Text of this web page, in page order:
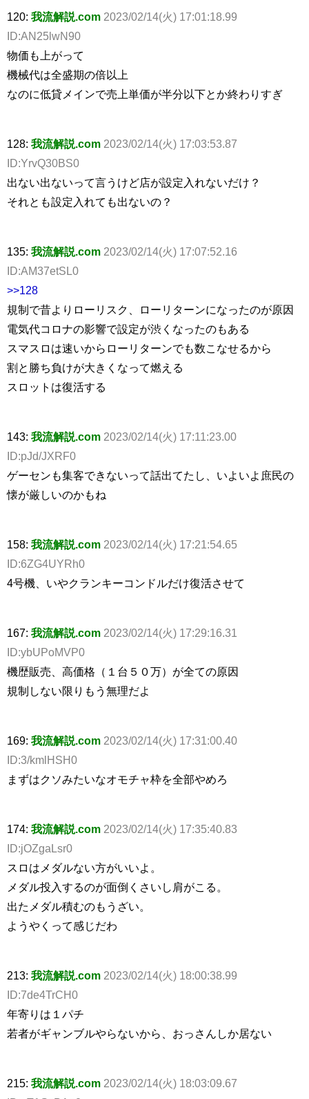
120: 我流解説.com 2023/02/14(火) 17:01:18.99
ID:AN25lwN90
物価も上がって
機械代は全盛期の倍以上
なのに低貸メインで売上単価が半分以下とか終わりすぎ
128: 我流解説.com 2023/02/14(火) 17:03:53.87
ID:YrvQ30BS0
出ない出ないって言うけど店が設定入れないだけ？
それとも設定入れても出ないの？
135: 我流解説.com 2023/02/14(火) 17:07:52.16
ID:AM37etSL0
>>128
規制で昔よりローリスク、ローリターンになったのが原因
電気代コロナの影響で設定が渋くなったのもある
スマスロは速いからローリターンでも数こなせるから
割と勝ち負けが大きくなって燃える
スロットは復活する
143: 我流解説.com 2023/02/14(火) 17:11:23.00
ID:pJd/JXRF0
ゲーセンも集客できないって話出てたし、いよいよ庶民の
懐が厳しいのかもね
158: 我流解説.com 2023/02/14(火) 17:21:54.65
ID:6ZG4UYRh0
4号機、いやクランキーコンドルだけ復活させて
167: 我流解説.com 2023/02/14(火) 17:29:16.31
ID:ybUPoMVP0
機歴販売、高価格（１台５０万）が全ての原因
規制しない限りもう無理だよ
169: 我流解説.com 2023/02/14(火) 17:31:00.40
ID:3/kmlHSH0
まずはクソみたいなオモチャ枠を全部やめろ
174: 我流解説.com 2023/02/14(火) 17:35:40.83
ID:jOZgaLsr0
スロはメダルない方がいいよ。
メダル投入するのが面倒くさいし肩がこる。
出たメダル積むのもうざい。
ようやくって感じだわ
213: 我流解説.com 2023/02/14(火) 18:00:38.99
ID:7de4TrCH0
年寄りは１パチ
若者がギャンブルやらないから、おっさんしか居ない
215: 我流解説.com 2023/02/14(火) 18:03:09.67